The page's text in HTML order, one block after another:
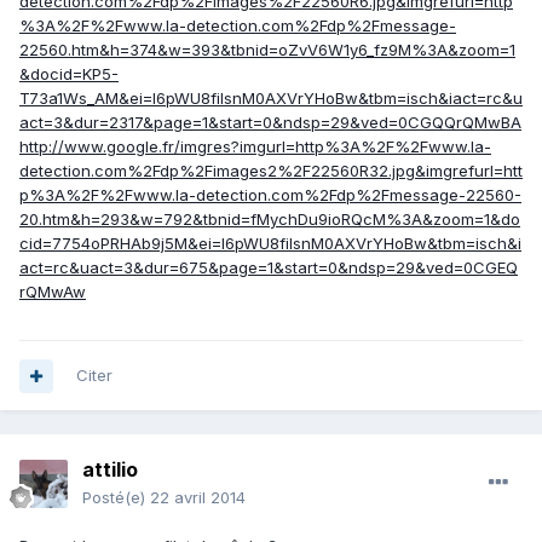
%3A%2F%2Fwww.la-detection.com%2Fdp%2Fmessage-
22560.htm&h=374&w=393&tbnid=oZvV6W1y6_fz9M%3A&zoom=1
&docid=KP5-
T73a1Ws_AM&ei=I6pWU8fiIsnM0AXVrYHoBw&tbm=isch&iact=rc&u
act=3&dur=2317&page=1&start=0&ndsp=29&ved=0CGQQrQMwBA
http://www.google.fr/imgres?imgurl=http%3A%2F%2Fwww.la-
detection.com%2Fdp%2Fimages2%2F22560R32.jpg&imgrefurl=htt
p%3A%2F%2Fwww.la-detection.com%2Fdp%2Fmessage-22560-
20.htm&h=293&w=792&tbnid=fMychDu9ioRQcM%3A&zoom=1&do
cid=7754oPRHAb9j5M&ei=I6pWU8fiIsnM0AXVrYHoBw&tbm=isch&i
act=rc&uact=3&dur=675&page=1&start=0&ndsp=29&ved=0CGEQ
rQMwAw
Citer
attilio
Posté(e) 22 avril 2014